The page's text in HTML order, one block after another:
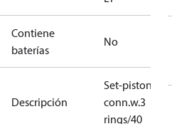
Contiene
baterías
No
Descripción
Set-piston-
conn.w.3
rings/40